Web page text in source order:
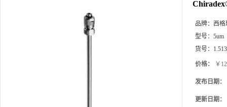
品牌： 西格
型号： 5um
货号：
价格： ￥
发布日期：
更新日期：